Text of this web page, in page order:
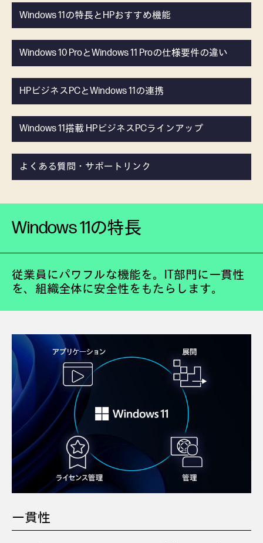
Windows 11の特長とHPおすすめ機能
Windows 10 ProとWindows 11 Proの仕様要件の違い
HPビジネスPCとWindows 11の連携
Windows 11搭載 HPビジネスPCラインアップ
よくある質問・サポートリンク
Windows 11の特長
従業員にパワフルな機能を。IT部門に一貫性
を、組織全体に安全性をもたらします。
一貫性